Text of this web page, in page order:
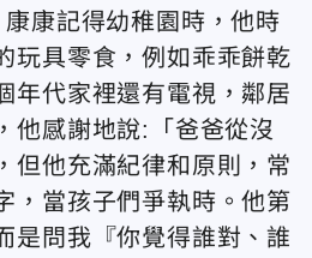
康記得幼稚園時，他時
玩具零食，例如乖乖餅乾
年代家裡還有電視，鄰居
他感謝地說:「爸爸從沒
但他充滿紀律和原則，常
，當孩子們爭執時。他第
是問我『你覺得誰對、誰